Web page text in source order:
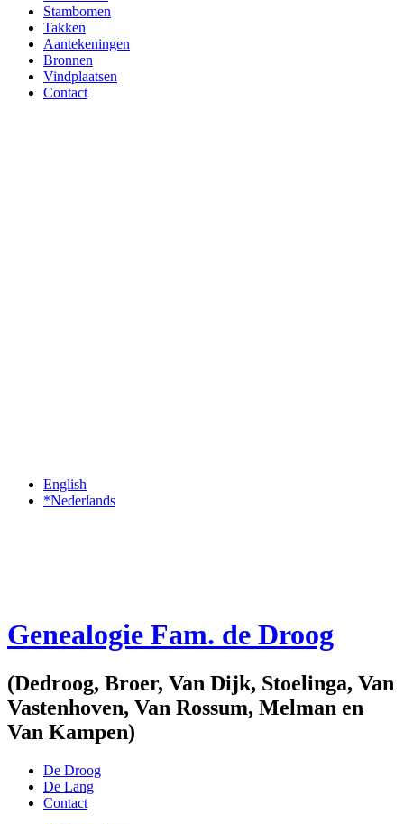
Stambomen
Takken
Aantekeningen
Bronnen
Vindplaatsen
Contact
English
*Nederlands
Genealogie Fam. de Droog
(Dedroog, Broer, Van Dijk, Stoelinga, Van
Vastenhoven, Van Rossum, Melman en
Van Kampen)
De Droog
De Lang
Contact